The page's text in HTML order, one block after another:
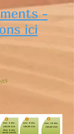
-
ici